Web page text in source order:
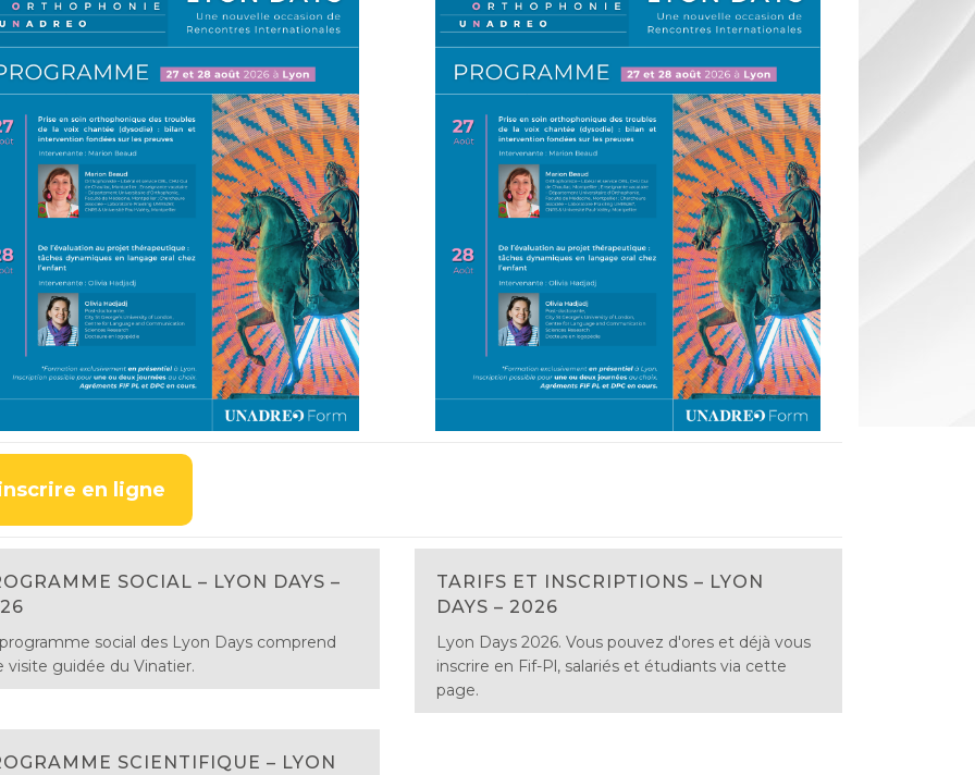
en ligne
SOCIAL – LYON DAYS –
social des Lyon Days comprend
visite guidée du Vinatier.
TARIFS ET INSCRIPTIONS – LYON
DAYS – 2026
Lyon Days 2026. Vous pouvez d'ores et déjà vous
inscrire en Fif-Pl, salariés et étudiants via cette
page.
SCIENTIFIQUE – LYON